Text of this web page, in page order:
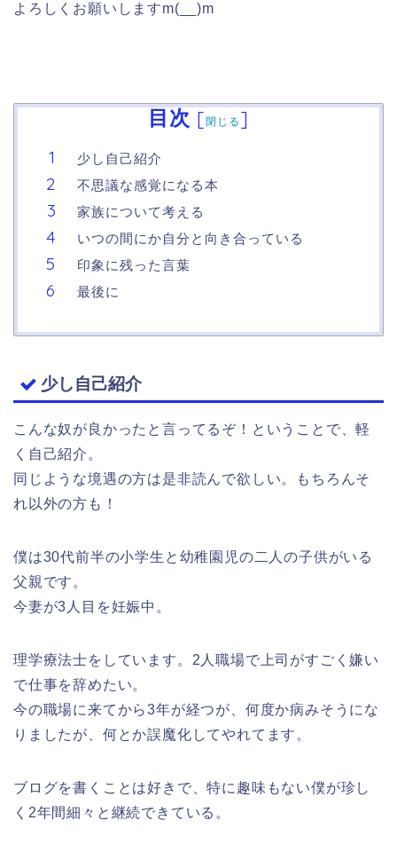
よろしくお願いしますm(__)m
目次 [閉じる ]
少し自己紹介
不思議な感覚になる本
家族について考える
いつの間にか自分と向き合っている
印象に残った言葉
最後に
少し自己紹介
こんな奴が良かったと言ってるぞ！ということで、軽
く自己紹介。
同じような境遇の方は是非読んで欲しい。もちろんそ
れ以外の方も！
僕は30代前半の小学生と幼稚園児の二人の子供がいる
父親です。
今妻が3人目を妊娠中。
理学療法士をしています。2人職場で上司がすごく嫌い
で仕事を辞めたい。
今の職場に来てから3年が経つが、何度か病みそうにな
りましたが、何とか誤魔化してやれてます。
ブログを書くことは好きで、特に趣味もない僕が珍し
く2年間細々と継続できている。